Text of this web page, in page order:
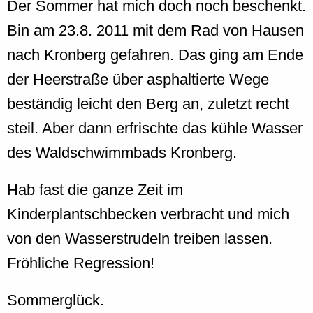
Der Sommer hat mich doch noch beschenkt.
Bin am 23.8. 2011 mit dem Rad von Hausen
nach Kronberg gefahren. Das ging am Ende
der Heerstraße über asphaltierte Wege
beständig leicht den Berg an, zuletzt recht
steil. Aber dann erfrischte das kühle Wasser
des Waldschwimmbads Kronberg.
Hab fast die ganze Zeit im
Kinderplantschbecken verbracht und mich
von den Wasserstrudeln treiben lassen.
Fröhliche Regression!
Sommerglück.